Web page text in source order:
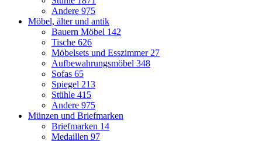
Andere 975
Möbel, älter und antik
Bauern Möbel 142
Tische 626
Möbelsets und Esszimmer 27
Aufbewahrungsmöbel 348
Sofas 65
Spiegel 213
Stühle 415
Andere 975
Münzen und Briefmarken
Briefmarken 14
Medaillen 97